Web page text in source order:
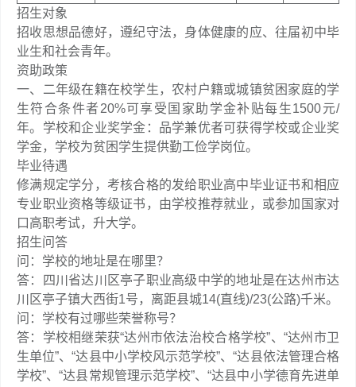
招生对象
招收思想品德好，遵纪守法，身体健康的应、往届初中毕
业生和社会青年。
资助政策
一、二年级在籍在校学生，农村户籍或城镇贫困家庭的学
生符合条件者20%可享受国家助学金补贴每生1500元/
年。学校和企业奖学金：品学兼优者可获得学校或企业奖
学金，学校为贫困学生提供勤工俭学岗位。
毕业待遇
修满规定学分，考核合格的发给职业高中毕业证书和相应
专业职业资格等级证书，由学校推荐就业，或参加国家对
口高职考试，升大学。
招生问答
问：学校的地址是在哪里？
答：四川省达川区亭子职业高级中学的地址是在达州市达
川区亭子镇大西街1号，离距县城14(直线)/23(公路)千米。
问：学校有过哪些荣誉称号？
答：学校相继荣获“达州市依法治校合格学校”、“达州市卫
生单位”、“达县中小学校风示范学校”、“达县依法管理合格
学校”、“达县常规管理示范学校”、“达县中小学德育先进单